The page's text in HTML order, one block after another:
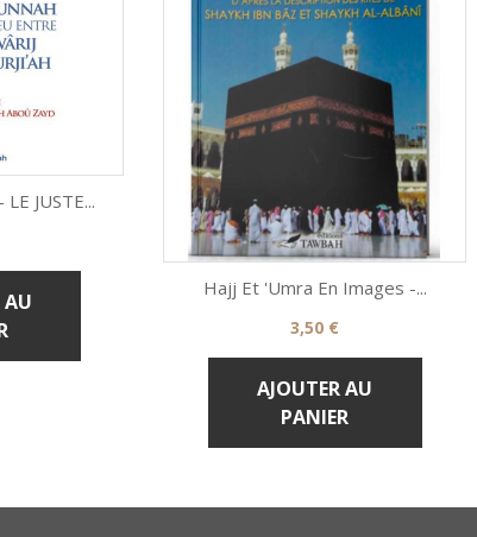
JUSTE...
AU
 Aperçu rapide
Hajj Et 'Umra En Images -...
Prix
3,50 €
AJOUTER AU
PANIER